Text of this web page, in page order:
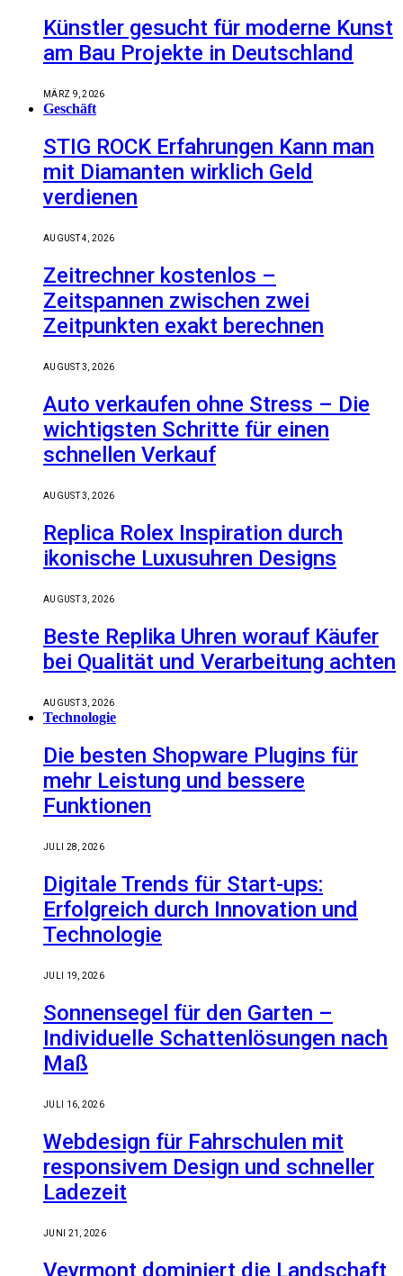
Künstler gesucht für moderne Kunst
am Bau Projekte in Deutschland
MÄRZ 9, 2026
Geschäft
STIG ROCK Erfahrungen Kann man
mit Diamanten wirklich Geld
verdienen
AUGUST 4, 2026
Zeitrechner kostenlos –
Zeitspannen zwischen zwei
Zeitpunkten exakt berechnen
AUGUST 3, 2026
Auto verkaufen ohne Stress – Die
wichtigsten Schritte für einen
schnellen Verkauf
AUGUST 3, 2026
Replica Rolex Inspiration durch
ikonische Luxusuhren Designs
AUGUST 3, 2026
Beste Replika Uhren worauf Käufer
bei Qualität und Verarbeitung achten
AUGUST 3, 2026
Technologie
Die besten Shopware Plugins für
mehr Leistung und bessere
Funktionen
JULI 28, 2026
Digitale Trends für Start-ups:
Erfolgreich durch Innovation und
Technologie
JULI 19, 2026
Sonnensegel für den Garten –
Individuelle Schattenlösungen nach
Maß
JULI 16, 2026
Webdesign für Fahrschulen mit
responsivem Design und schneller
Ladezeit
JUNI 21, 2026
Veyrmont dominiert die Landschaft